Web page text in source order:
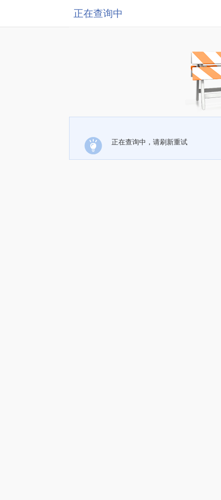
正在查询中
正在查询中，请刷新重试